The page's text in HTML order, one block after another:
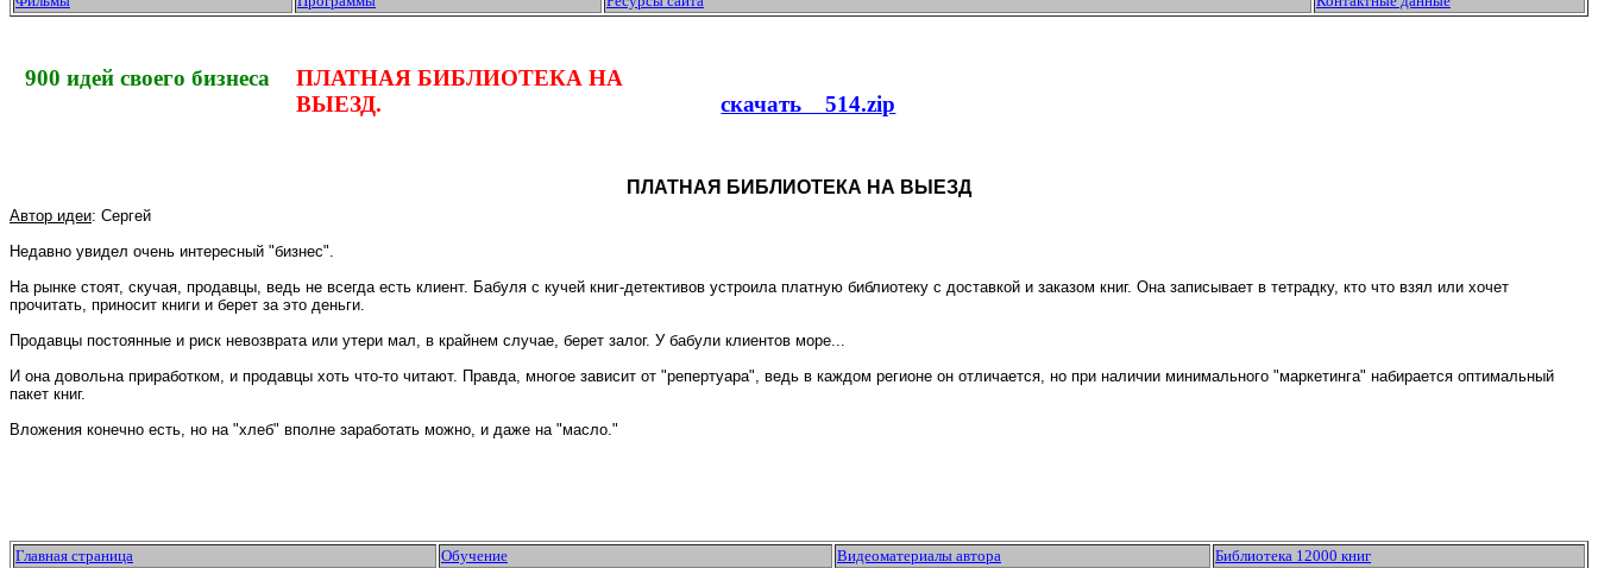
900 идей своего бизнеса
ПЛАТНАЯ БИБЛИОТЕКА НА
ВЫЕЗД.
скачать 514.zip
ПЛАТНАЯ БИБЛИОТЕКА НА ВЫЕЗД
Автор идеи: Сергей
Недавно увидел очень интересный "бизнес".
На рынке стоят, скучая, продавцы, ведь не всегда есть клиент. Бабуля с кучей книг-детективов устроила платную библиотеку с доставкой и заказом книг. Она записывает в тетрадку, кто что взял или хочет
прочитать, приносит книги и берет за это деньги.
Продавцы постоянные и риск невозврата или утери мал, в крайнем случае, берет залог. У бабули клиентов море...
И она довольна приработком, и продавцы хоть что-то читают. Правда, многое зависит от "репертуара", ведь в каждом регионе он отличается, но при наличии минимального "маркетинга" набирается оптимальный
пакет книг.
Вложения конечно есть, но на "хлеб" вполне заработать можно, и даже на "масло."
Главная страница Обучение Видеоматериалы автора
Библиотека 12000 книг